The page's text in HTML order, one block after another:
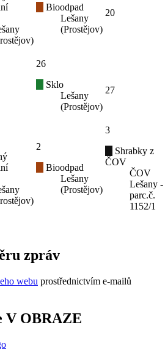
Bioodpad
Lešany
(Prostějov)
20
26
Sklo
Lešany
(Prostějov)
27
2
Bioodpad
Lešany
(Prostějov)
3
Shrabky z
ČOV
ČOV
Lešany -
parc.č.
1152/1
zpráv
webu prostřednictvím e-mailů
V OBRAZE